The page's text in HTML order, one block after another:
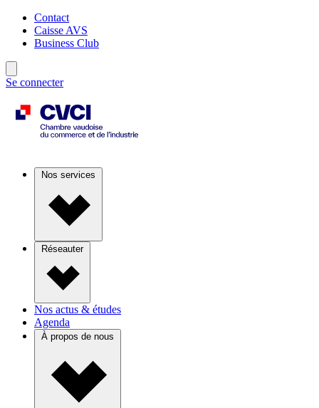
Contact
Caisse AVS
Business Club
Se connecter
Nos services
Réseauter
Nos actus & études
Agenda
À propos de nous